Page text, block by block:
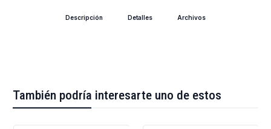
Descripción Detalles Archivos
También podría interesarte uno de estos